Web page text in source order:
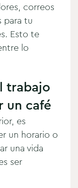
correos
para tu
Esto te
lo
trabajo
un café
es
un horario o
una vida
ser